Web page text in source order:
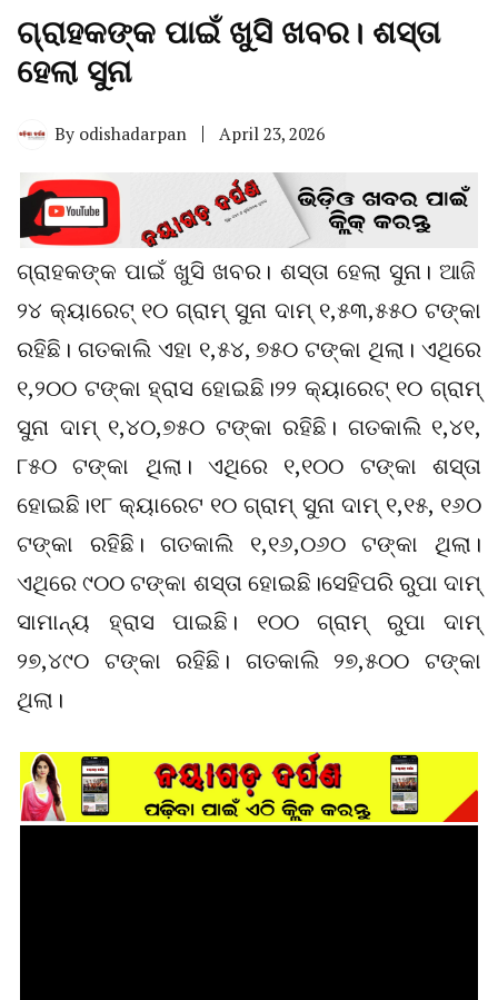
ଗ୍ରାହକଙ୍କ ପାଇଁ ଖୁସି ଖବର। ଶସ୍ତା
ହେଲା ସୁନା
By odishadarpan April 23, 2026
ଗ୍ରାହକଙ୍କ ପାଇଁ ଖୁସି ଖବର। ଶସ୍ତା ହେଲା ସୁନା। ଆଜି
୨୪ କ୍ୟାରେଟ୍ ୧୦ ଗ୍ରାମ୍ ସୁନା ଦାମ୍ ୧,୫୩,୫୫୦ ଟଙ୍କା
ରହିଛି। ଗତକାଲି ଏହା ୧,୫୪, ୭୫୦ ଟଙ୍କା ଥିଲା। ଏଥିରେ
୧,୨୦୦ ଟଙ୍କା ହ୍ରାସ ହୋଇଛି।୨୨ କ୍ୟାରେଟ୍ ୧୦ ଗ୍ରାମ୍
ସୁନା ଦାମ୍ ୧,୪୦,୭୫୦ ଟଙ୍କା ରହିଛି। ଗତକାଲି ୧,୪୧,
୮୫୦ ଟଙ୍କା ଥିଲା। ଏଥିରେ ୧,୧୦୦ ଟଙ୍କା ଶସ୍ତା
ହୋଇଛି।୧୮ କ୍ୟାରେଟ ୧୦ ଗ୍ରାମ୍ ସୁନା ଦାମ୍ ୧,୧୫, ୧୬୦
ଟଙ୍କା ରହିଛି। ଗତକାଲି ୧,୧୬,୦୬୦ ଟଙ୍କା ଥିଲା।
ଏଥିରେ ୯୦୦ ଟଙ୍କା ଶସ୍ତା ହୋଇଛି।ସେହିପରି ରୁପା ଦାମ୍
ସାମାନ୍ୟ ହ୍ରାସ ପାଇଛି। ୧୦୦ ଗ୍ରାମ୍ ରୁପା ଦାମ୍
୨୭,୪୯୦ ଟଙ୍କା ରହିଛି। ଗତକାଲି ୨୭,୫୦୦ ଟଙ୍କା
ଥିଲା।